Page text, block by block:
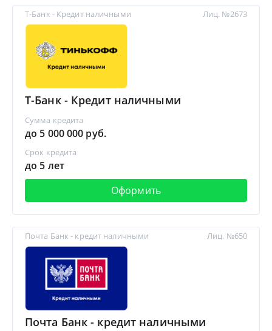
Т-Банк - Кредит наличными
Т-Банк - Кредит наличными
Сумма кредита
до 5 000 000 руб.
Срок кредита
до 5 лет
Оформить
Лиц. №2673
Почта Банк - кредит наличными
Почта Банк - кредит наличными
Лиц. №650